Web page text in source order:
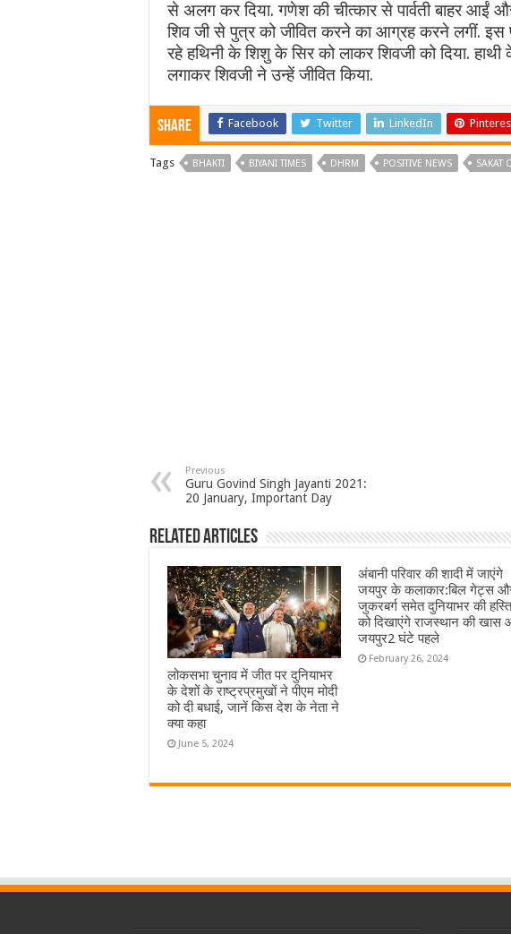
से अलग कर दिया. गणेश की चीत्कार से पार्वती बाहर आईं
शिव जी से पुत्र को जीवित करने का आग्रह करने लगीं. इस
रहे हथिनी के शिशु के सिर को लाकर शिवजी को दिया.
लगाकर शिवजी ने उन्हें जीवित किया.
Share Facebook Twitter LinkedIn
Tags BHAKTI BIYANI TIMES DHRM POSITIVE NEWS SAKAT
Previous
Guru Govind Singh Jayanti 2021:
20 January, Important Day
Related Articles
लोकसभा चुनाव में जीत पर दुनियाभर
के देशों के राष्ट्रप्रमुखों ने पीएम मोदी
को दी बधाई, जानें किस देश के नेता ने
क्या कहा
June 5, 2024
अंबानी परिवार की शादी में जाएंगे
जयपुर के कलाकार:बिल गेट्स
जुकरबर्ग समेत दुनियाभर की
को दिखाएंगे राजस्थान की खास
जयपुर2 घंटे पहले
February 26, 2024